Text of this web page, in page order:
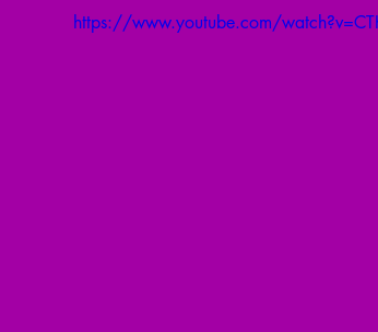
https://www.youtube.com/